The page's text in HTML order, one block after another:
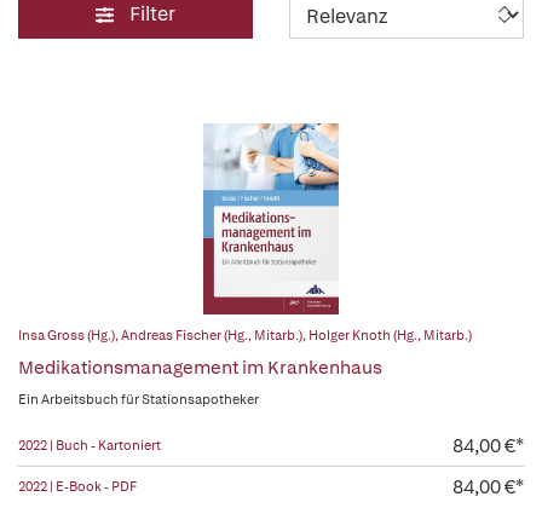
Filter
Insa Gross (Hg.),Andreas Fischer (Hg., Mitarb.), Holger Knoth (Hg., Mitarb.)
Medikationsmanagement im Krankenhaus
Ein Arbeitsbuch für Stationsapotheker
2022 | Buch - Kartoniert 84,00 €*
2022 | E-Book - PDF 84,00 €*